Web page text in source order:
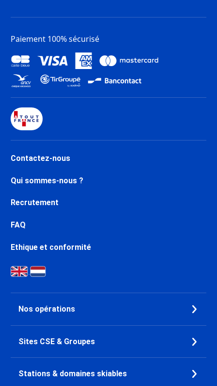
Paiement 100% sécurisé
Contactez-nous
Qui sommes-nous ?
Recrutement
FAQ
Ethique et conformité
Nos opérations
Sites CSE & Groupes
Stations & domaines skiables